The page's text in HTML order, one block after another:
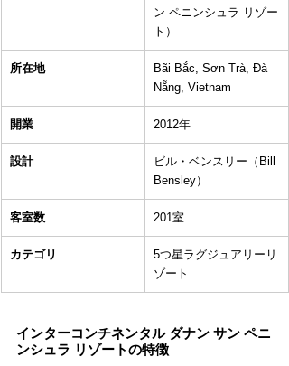
ン ペニンシュラ リゾー
ト）
所在地
Bãi Bắc, Sơn Trà, Đà
Nẵng, Vietnam
開業 2012年
設計
ビル・ベンスリー（Bill
Bensley）
客室数 201室
カテゴリ
5つ星ラグジュアリーリ
ゾート
インターコンチネンタル ダナン サン ペニ
ンシュラ リゾートの特徴